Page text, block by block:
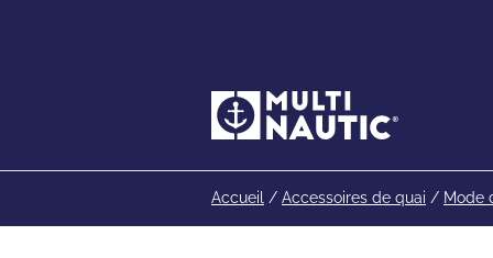
Accueil / Accessoires de quai / Mode